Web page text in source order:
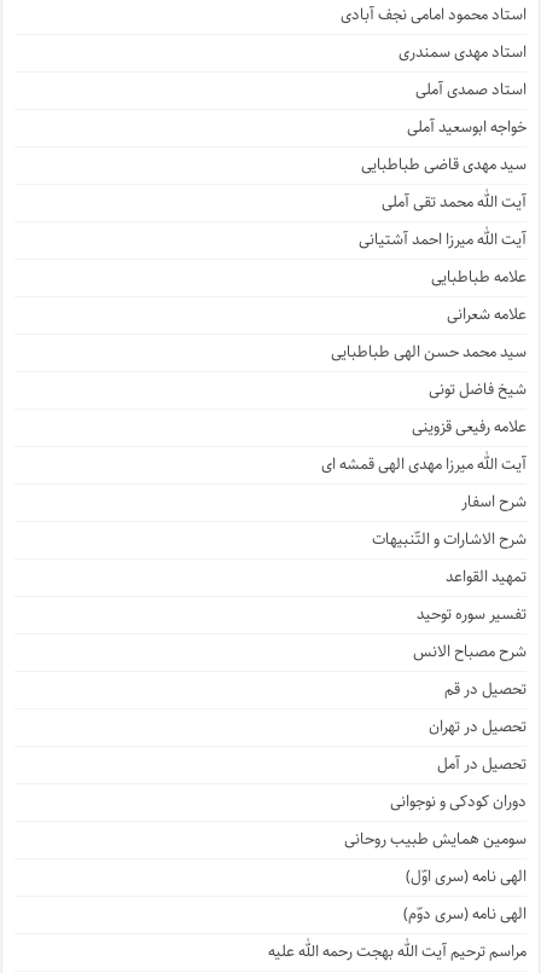
استاد محمود امامی نجف آبادی
استاد مهدی سمندری
استاد صمدی آملی
خواجه ابوسعید آملی
سید مهدی قاضی طباطبایی
آیت الله محمد تقی آملی
آیت الله میرزا احمد آشتیانی
علامه طباطبایی
علامه شعرانی
سید محمد حسن الهی طباطبایی
شیخ فاضل تونی
علامه رفیعی قزوینی
آیت الله میرزا مهدی الهی قمشه ای
شرح اسفار
شرح الاشارات و التّنبیهات
تمهید القواعد
تفسیر سوره توحید
شرح مصباح الانس
تحصیل در قم
تحصیل در تهران
تحصیل در آمل
دوران کودکی و نوجوانی
سومین همایش طبیب روحانی
الهی نامه (سری اوّل)
الهی نامه (سری دوّم)
مراسم ترحیم آیت الله بهجت رحمه الله علیه